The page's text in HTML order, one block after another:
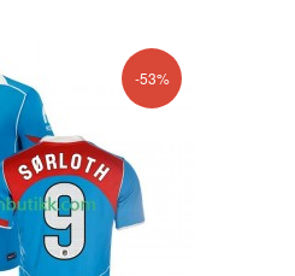
-53%